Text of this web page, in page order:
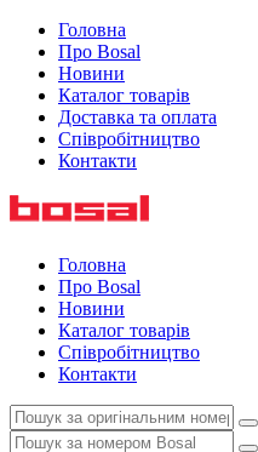
Головна
Про Bosal
Новини
Каталог товарів
Доставка та оплата
Співробітництво
Контакти
Головна
Про Bosal
Новини
Каталог товарів
Співробітництво
Контакти